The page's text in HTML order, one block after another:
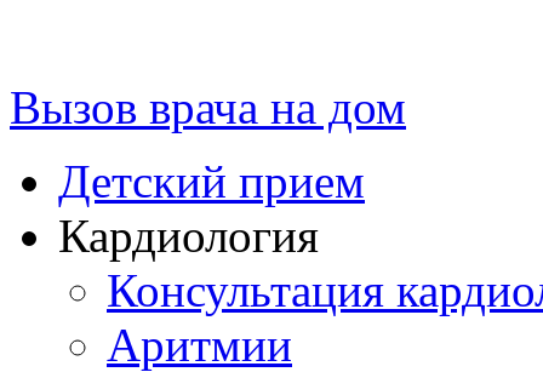
Вызов врача на дом
Детский прием
Кардиология
Консультация
Аритмии